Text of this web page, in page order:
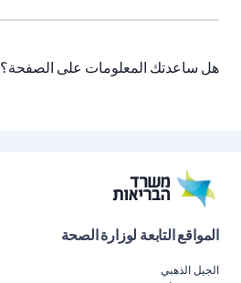
هل ساعدتك المعلومات على الصفحة؟
المواقع التابعة لوزارة الصحة
الجيل الذهبي